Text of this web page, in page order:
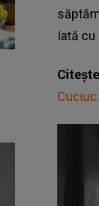
Iată